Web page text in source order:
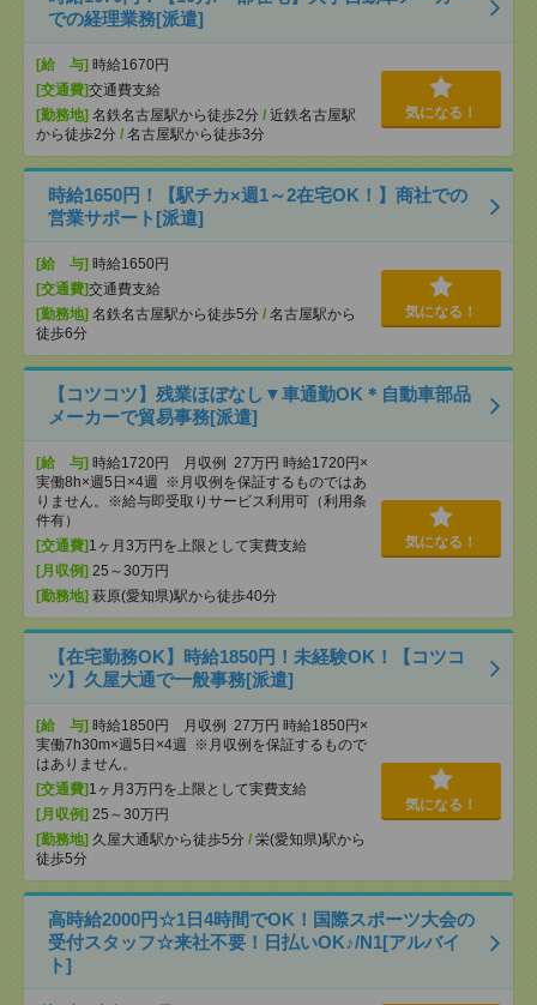
での経理業務[派遣]
[給 与] 時給1670円
[交通費]交通費支給
[勤務地] 名鉄名古屋駅から徒歩2分 / 近鉄名古屋駅
から徒歩2分 / 名古屋駅から徒歩3分
気になる！
時給1650円！【駅チカ×週1～2在宅OK！】商社での
営業サポート[派遣]
[給 与] 時給1650円
[交通費]交通費支給
[勤務地] 名鉄名古屋駅から徒歩5分 / 名古屋駅から
徒歩6分
気になる！
【コツコツ】残業ほぼなし▼車通勤OK＊自動車部品
メーカーで貿易事務[派遣]
[給 与] 時給1720円 月収例 27万円 時給1720円×
実働8h×週5日×4週 ※月収例を保証するものではあ
りません。※給与即受取りサービス利用可（利用条
件有）
[交通費] 1ヶ月3万円を上限として実費支給
[月収例] 25～30万円
[勤務地] 萩原(愛知県)駅から徒歩40分
気になる！
【在宅勤務OK】時給1850円！未経験OK！【コツコ
ツ】久屋大通で一般事務[派遣]
[給 与] 時給1850円 月収例 27万円 時給1850円×
実働7h30m×週5日×4週 ※月収例を保証するもので
はありません。
[交通費] 1ヶ月3万円を上限として実費支給
[月収例] 25～30万円
[勤務地] 久屋大通駅から徒歩5分 / 栄(愛知県)駅から
徒歩5分
気になる！
高時給2000円☆1日4時間でOK！国際スポーツ大会の
受付スタッフ☆来社不要！日払いOK♪/N1[アルバイ
ト]